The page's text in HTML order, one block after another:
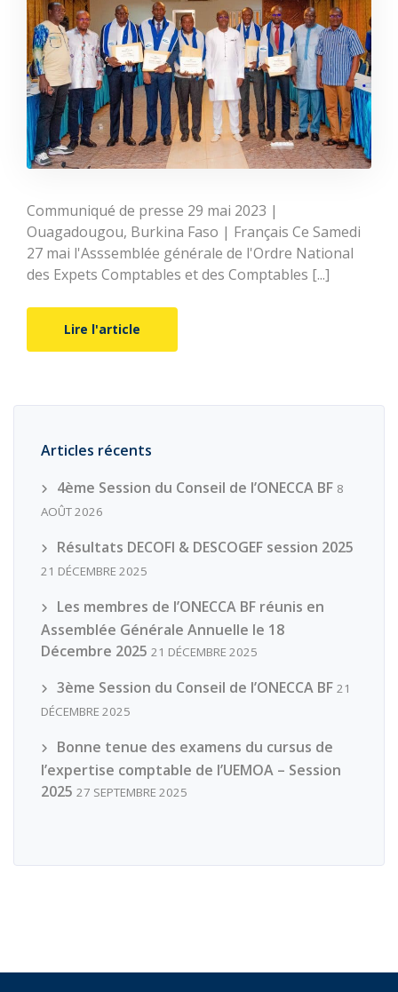
Communiqué de presse 29 mai 2023 |
Ouagadougou, Burkina Faso | Français Ce Samedi
27 mai l'Asssemblée générale de l'Ordre National
des Expets Comptables et des Comptables [...]
Lire l'article
Articles récents
4ème Session du Conseil de l’ONECCA BF 8
AOÛT 2026
Résultats DECOFI & DESCOGEF session 2025
21 DÉCEMBRE 2025
Les membres de l’ONECCA BF réunis en
Assemblée Générale Annuelle le 18
Décembre 2025 21 DÉCEMBRE 2025
3ème Session du Conseil de l’ONECCA BF 21
DÉCEMBRE 2025
Bonne tenue des examens du cursus de
l’expertise comptable de l’UEMOA – Session
2025 27 SEPTEMBRE 2025